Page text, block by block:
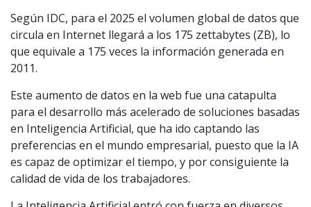
Según IDC, para el 2025 el volumen global de datos que
circula en Internet llegará a los 175 zettabytes (ZB), lo
que equivale a 175 veces la información generada en
2011.
Este aumento de datos en la web fue una catapulta
para el desarrollo más acelerado de soluciones basadas
en Inteligencia Artificial, que ha ido captando las
preferencias en el mundo empresarial, puesto que la IA
es capaz de optimizar el tiempo, y por consiguiente la
calidad de vida de los trabajadores.